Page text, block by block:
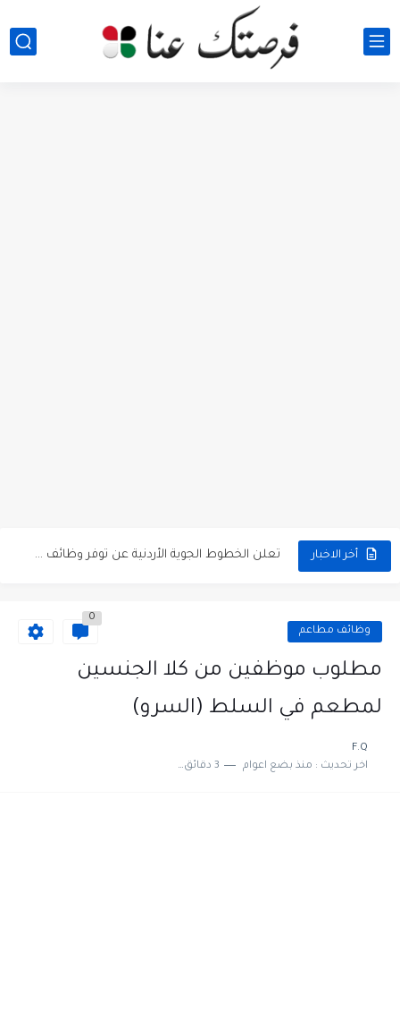
أخر الاخبار تعلن الخطوط الجوية الأردنية عن توفر وظائف شاغرة لمضيفي طيران
مطلوب عامل نظافة عدد 2 بدوام كامل او جزئي في... وظائف مطاعم
0
مطلوب موظفين من كلا الجنسين
لمطعم في السلط (السرو)
F.Q
اخر تحديث : منذ بضع اعوام 3 دقائق للقراءة